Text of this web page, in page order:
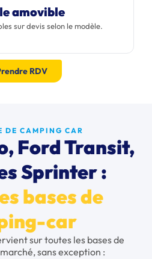
amovible
sur devis selon le modèle.
RDV
DE CAMPING CAR
Ford Transit,
Sprinter :
bases de
car
sur toutes les bases de
sans exception :